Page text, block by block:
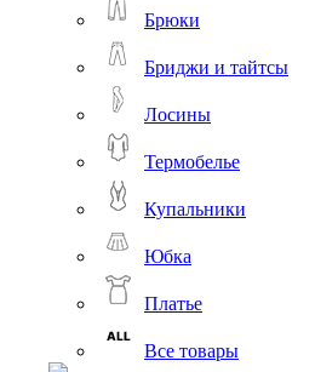
Брюки
Бриджи и тайтсы
Лосины
Термобелье
Купальники
Юбка
Платье
Все товары